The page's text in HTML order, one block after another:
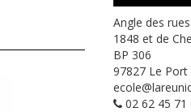
Angle des
1848 et de
BP 306
97827 Le Port
02 62 45 71